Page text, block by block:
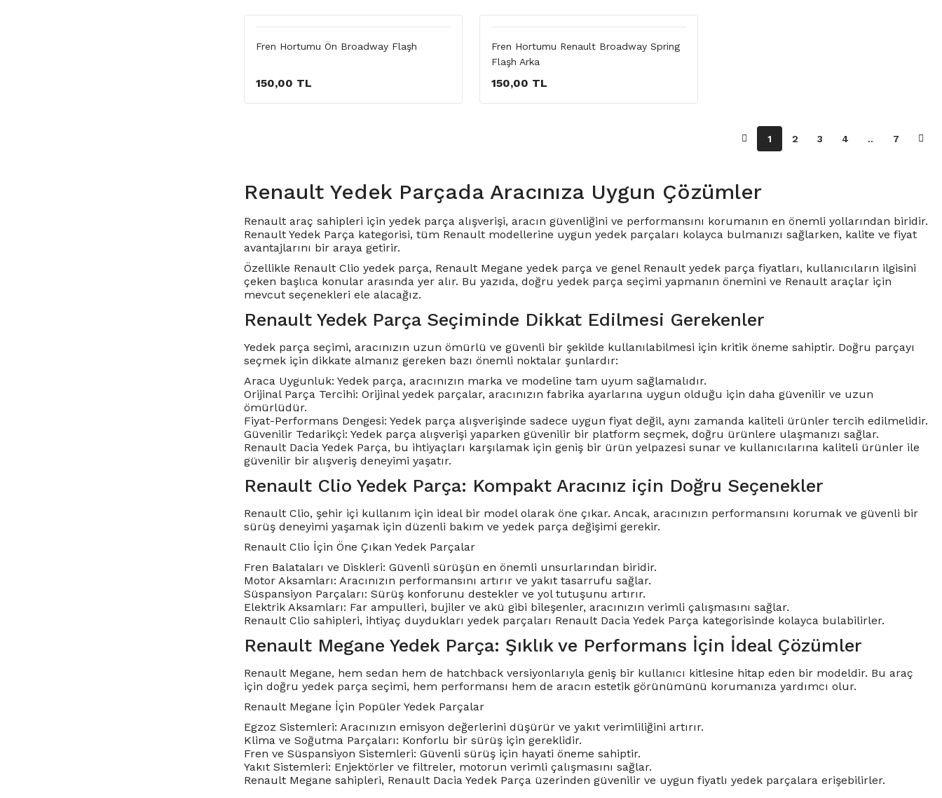
Fren Hortumu Ön Broadway Flaşh
150,00 TL
Fren Hortumu Renault Broadway Spring
Flaşh Arka
150,00 TL
1 2 3 4 .. 7
Renault Yedek Parçada Aracınıza Uygun Çözümler
Renault araç sahipleri için yedek parça alışverişi, aracın güvenliğini ve performansını korumanın en önemli yollarından biridir.
Renault Yedek Parça kategorisi, tüm Renault modellerine uygun yedek parçaları kolayca bulmanızı sağlarken, kalite ve fiyat
avantajlarını bir araya getirir.
Özellikle Renault Clio yedek parça, Renault Megane yedek parça ve genel Renault yedek parça fiyatları, kullanıcıların ilgisini
çeken başlıca konular arasında yer alır. Bu yazıda, doğru yedek parça seçimi yapmanın önemini ve Renault araçlar için
mevcut seçenekleri ele alacağız.
Renault Yedek Parça Seçiminde Dikkat Edilmesi Gerekenler
Yedek parça seçimi, aracınızın uzun ömürlü ve güvenli bir şekilde kullanılabilmesi için kritik öneme sahiptir. Doğru parçayı
seçmek için dikkate almanız gereken bazı önemli noktalar şunlardır:
Araca Uygunluk: Yedek parça, aracınızın marka ve modeline tam uyum sağlamalıdır.
Orijinal Parça Tercihi: Orijinal yedek parçalar, aracınızın fabrika ayarlarına uygun olduğu için daha güvenilir ve uzun
ömürlüdür.
Fiyat-Performans Dengesi: Yedek parça alışverişinde sadece uygun fiyat değil, aynı zamanda kaliteli ürünler tercih edilmelidir.
Güvenilir Tedarikçi: Yedek parça alışverişi yaparken güvenilir bir platform seçmek, doğru ürünlere ulaşmanızı sağlar.
Renault Dacia Yedek Parça, bu ihtiyaçları karşılamak için geniş bir ürün yelpazesi sunar ve kullanıcılarına kaliteli ürünler ile
güvenilir bir alışveriş deneyimi yaşatır.
Renault Clio Yedek Parça: Kompakt Aracınız için Doğru Seçenekler
Renault Clio, şehir içi kullanım için ideal bir model olarak öne çıkar. Ancak, aracınızın performansını korumak ve güvenli bir
sürüş deneyimi yaşamak için düzenli bakım ve yedek parça değişimi gerekir.
Renault Clio İçin Öne Çıkan Yedek Parçalar
Fren Balataları ve Diskleri: Güvenli sürüşün en önemli unsurlarından biridir.
Motor Aksamları: Aracınızın performansını artırır ve yakıt tasarrufu sağlar.
Süspansiyon Parçaları: Sürüş konforunu destekler ve yol tutuşunu artırır.
Elektrik Aksamları: Far ampulleri, bujiler ve akü gibi bileşenler, aracınızın verimli çalışmasını sağlar.
Renault Clio sahipleri, ihtiyaç duydukları yedek parçaları Renault Dacia Yedek Parça kategorisinde kolayca bulabilirler.
Renault Megane Yedek Parça: Şıklık ve Performans İçin İdeal Çözümler
Renault Megane, hem sedan hem de hatchback versiyonlarıyla geniş bir kullanıcı kitlesine hitap eden bir modeldir. Bu araç
için doğru yedek parça seçimi, hem performansı hem de aracın estetik görünümünü korumanıza yardımcı olur.
Renault Megane İçin Popüler Yedek Parçalar
Egzoz Sistemleri: Aracınızın emisyon değerlerini düşürür ve yakıt verimliliğini artırır.
Klima ve Soğutma Parçaları: Konforlu bir sürüş için gereklidir.
Fren ve Süspansiyon Sistemleri: Güvenli sürüş için hayati öneme sahiptir.
Yakıt Sistemleri: Enjektörler ve filtreler, motorun verimli çalışmasını sağlar.
Renault Megane sahipleri, Renault Dacia Yedek Parça üzerinden güvenilir ve uygun fiyatlı yedek parçalara erişebilirler.